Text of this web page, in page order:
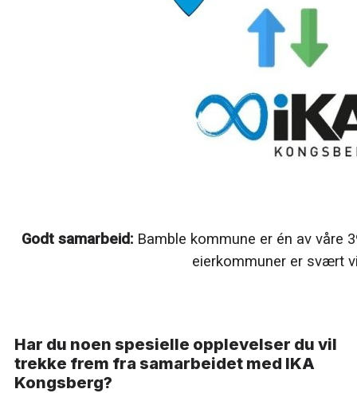
Godt samarbeid:Bamble kommune er én av våre
eierkommuner er svært
Har du noen spesielle opplevelser du vil
trekke frem fra samarbeidet med IKA
Kongsberg?